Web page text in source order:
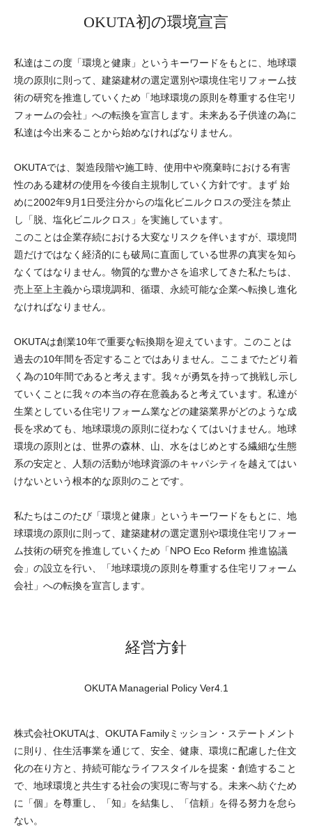
OKUTA初の環境宣言
私達はこの度「環境と健康」というキーワードをもとに、地球環
境の原則に則って、建築建材の選定選別や環境住宅リフォーム技
術の研究を推進していくため「地球環境の原則を尊重する住宅リ
フォームの会社」への転換を宣言します。未来ある子供達の為に
私達は今出来ることから始めなければなりません。
OKUTAでは、製造段階や施工時、使用中や廃棄時における有害
性のある建材の使用を今後自主規制していく方針です。まず 始
めに2002年9月1日受注分からの塩化ビニルクロスの受注を禁止
し「脱、塩化ビニルクロス」を実施しています。
このことは企業存続における大変なリスクを伴いますが、環境問
題だけではなく経済的にも破局に直面している世界の真実を知ら
なくてはなりません。物質的な豊かさを追求してきた私たちは、
売上至上主義から環境調和、循環、永続可能な企業へ転換し進化
なければなりません。
OKUTAは創業10年で重要な転換期を迎えています。このことは
過去の10年間を否定することではありません。ここまでたどり着
く為の10年間であると考えます。我々が勇気を持って挑戦し示し
ていくことに我々の本当の存在意義あると考えています。私達が
生業としている住宅リフォーム業などの建築業界がどのような成
長を求めても、地球環境の原則に従わなくてはいけません。地球
環境の原則とは、世界の森林、山、水をはじめとする繊細な生態
系の安定と、人類の活動が地球資源のキャパシティを越えてはい
けないという根本的な原則のことです。
私たちはこのたび「環境と健康」というキーワードをもとに、地
球環境の原則に則って、建築建材の選定選別や環境住宅リフォー
ム技術の研究を推進していくため「NPO Eco Reform 推進協議
会」の設立を行い、「地球環境の原則を尊重する住宅リフォーム
会社」への転換を宣言します。
経営方針
OKUTA Managerial Policy Ver4.1
株式会社OKUTAは、OKUTA Familyミッション・ステートメント
に則り、住生活事業を通じて、安全、健康、環境に配慮した住文
化の在り方と、持続可能なライフスタイルを提案・創造すること
で、地球環境と共生する社会の実現に寄与する。未来へ紡ぐため
に「個」を尊重し、「知」を結集し、「信頼」を得る努力を怠ら
ない。